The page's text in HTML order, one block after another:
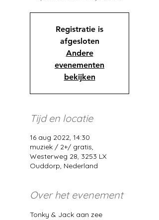
Registratie is
afgesloten
Andere
evenementen
bekijken
Tijd en locatie
16 aug 2022, 14:30
muziek / 2+/ gratis,
Westerweg 28, 3253 LX
Ouddorp, Nederland
Over het evenement
Tonky & Jack aan zee